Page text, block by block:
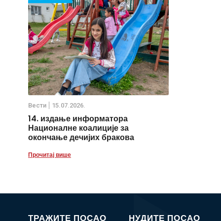
Вести 15.07.2026.
14. издање информатора
Националне коалиције за
окончање дечијих бракова
Прочитај више
ТРАЖИТЕ ПОСАО НУДИТЕ ПОСАО